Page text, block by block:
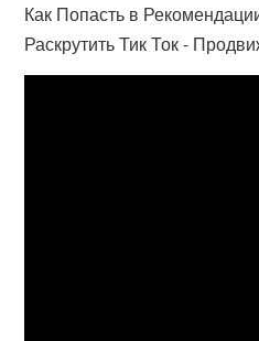
Как Попасть в
Раскрутить Тик Ток -